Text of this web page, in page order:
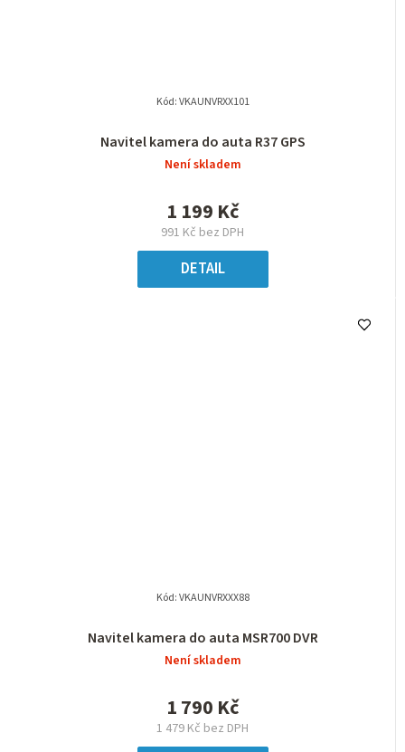
Navitel kamera do auta R37 GPS
Není skladem
991 Kč bez DPH
1 199 Kč
DETAIL
Kód:VKAUNVRXX101
Navitel kamera do auta MSR700 DVR
Není skladem
1 479 Kč bez DPH
1 790 Kč
Kód:VKAUNVRXXX88